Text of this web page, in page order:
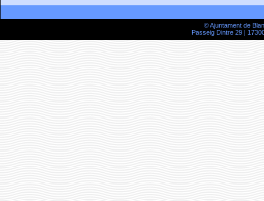
© Ajuntament de
Passeig Dintre 29 |